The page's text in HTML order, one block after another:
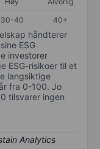
30-40 40+
håndterer
ESG
investorer
ESG-risikoer til et
langsiktige
fra 0-100. Jo
tilsvarer ingen